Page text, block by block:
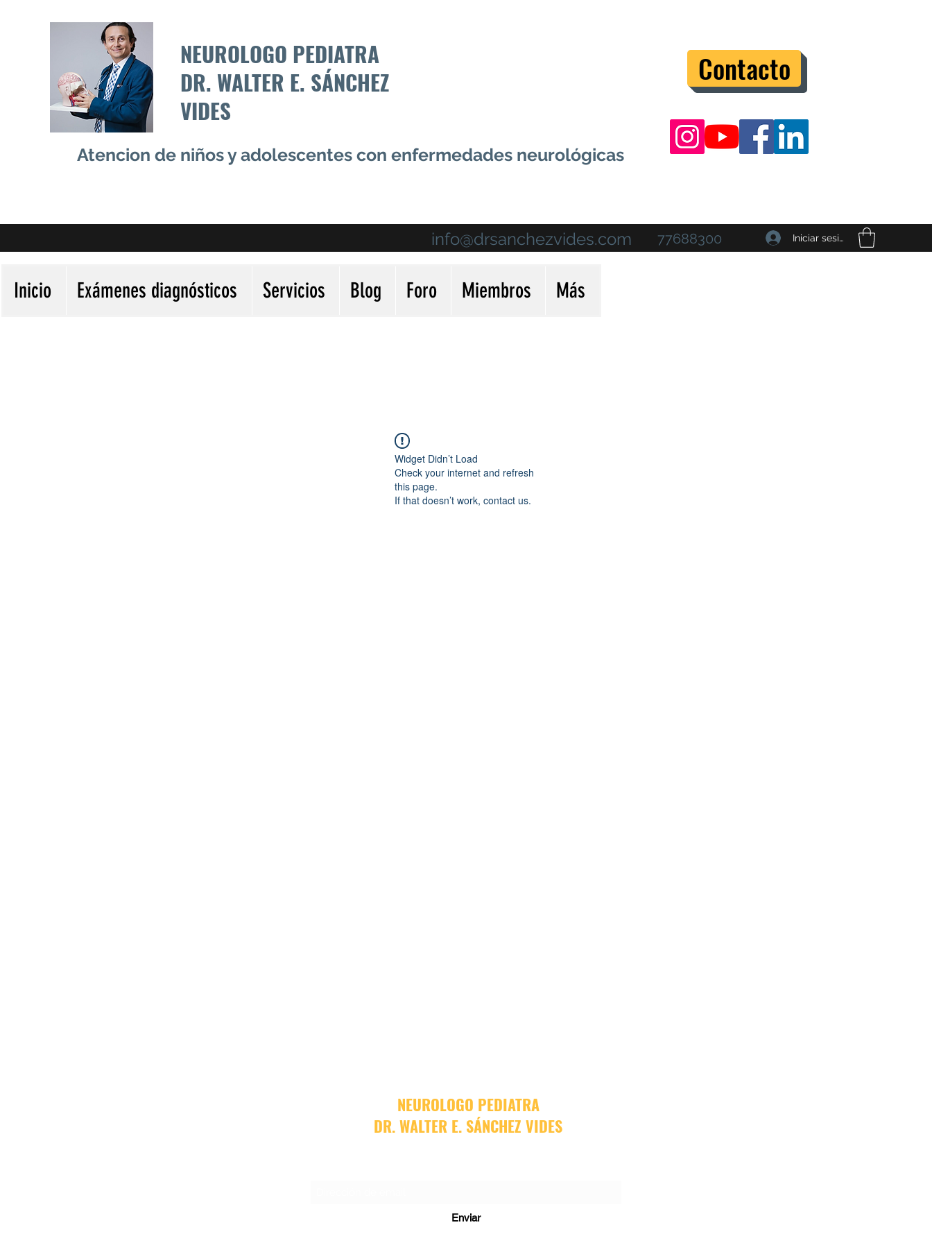
NEUROLOGO PEDIATRA
DR. WALTER E. SÁNCHEZ
VIDES
Atencion de niños y adolescentes con enfermedades neurológicas
Contacto
info@drsanchezvides.com 77688300 Iniciar sesión
Inicio Exámenes diagnósticos Servicios Blog Foro Miembros Más
Widget Didn’t Load
Check your internet and refresh
this page.
If that doesn’t work, contact us.
NEUROLOGO PEDIATRA
DR. WALTER E. SÁNCHEZ VIDES
Enviar